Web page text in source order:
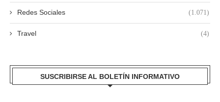
Redes Sociales (1.071)
Travel (4)
SUSCRIBIRSE AL BOLETÍN INFORMATIVO